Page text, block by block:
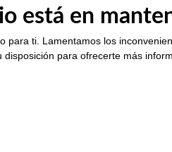
está en
para ti. Lamentamos los
disposición para ofrecerte más